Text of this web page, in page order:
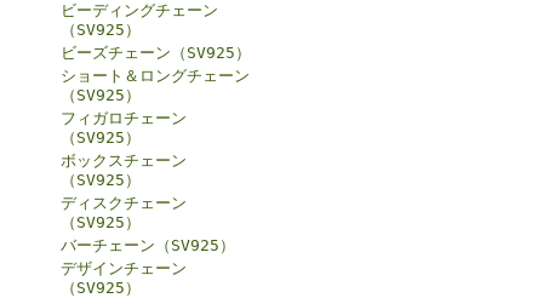
ビーディングチェーン
（SV925）
ビーズチェーン（SV925）
ショート＆ロングチェーン
（SV925）
フィガロチェーン
（SV925）
ボックスチェーン
（SV925）
ディスクチェーン
（SV925）
バーチェーン（SV925）
デザインチェーン
（SV925）